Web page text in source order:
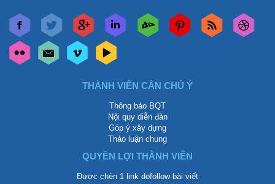
THÀNH VIÊN CẦN CHÚ Ý
Thông báo BQT
Nội quy diễn đàn
Góp ý xây dựng
Thảo luận chung
QUYỀN LỢI THÀNH VIÊN
Được chèn 1 link dofollow bài viết